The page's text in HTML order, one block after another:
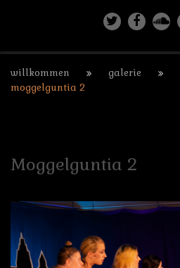
willkommen galerie
moggelguntia 2
Moggelguntia 2